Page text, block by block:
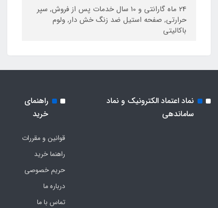
24 ماه گارانتی و 10 سال خدمات پس از فروش, سپر
حرارتی, صفحه استیل ضد زنگ خش دار, ولوم
باکالیتی
نماد اعتماد الکترونیک و نماد
ساماندهی
راهنمای
خرید
قوانین و مقررات
راهنما خرید
حریم خصوصی
درباره ما
تماس با ما